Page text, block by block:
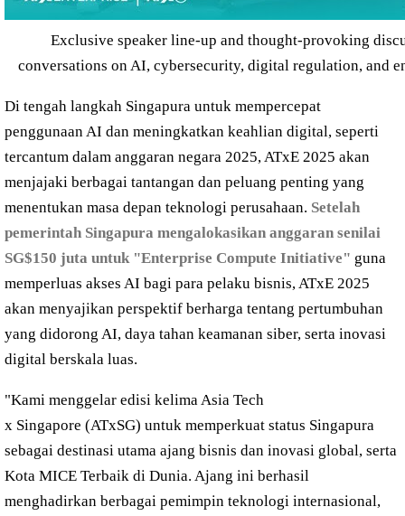
Exclusive speaker line-up and thought-provoking
conversations on AI, cybersecurity, digital regulation, and
Di tengah langkah Singapura untuk mempercepat
penggunaan AI dan meningkatkan keahlian digital, seperti
tercantum dalam anggaran negara 2025, ATxE 2025 akan
menjajaki berbagai tantangan dan peluang penting yang
menentukan masa depan teknologi perusahaan. Setelah
pemerintah Singapura mengalokasikan anggaran senilai
SG$150 juta untuk "Enterprise Compute Initiative" guna
memperluas akses AI bagi para pelaku bisnis, ATxE 2025
akan menyajikan perspektif berharga tentang pertumbuhan
yang didorong AI, daya tahan keamanan siber, serta inovasi
digital berskala luas.
"Kami menggelar edisi kelima Asia Tech
x Singapore (ATxSG) untuk memperkuat status Singapura
sebagai destinasi utama ajang bisnis dan inovasi global, serta
Kota MICE Terbaik di Dunia. Ajang ini berhasil
menghadirkan berbagai pemimpin teknologi internasional,